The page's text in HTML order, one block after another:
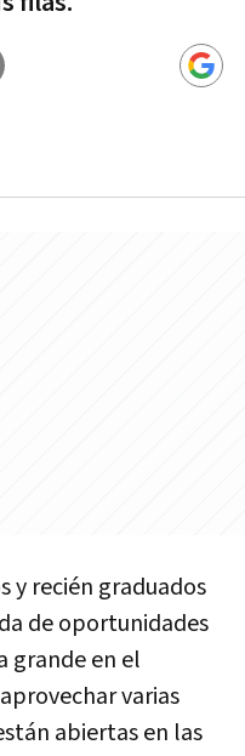
y recién graduados
de oportunidades
grande en el
varias
abiertas en las